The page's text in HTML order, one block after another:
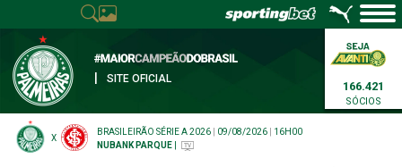
SITE OFICIAL
166.421
SÓCIOS
X
BRASILEIRÃO SÉRIE A 2026 09/08/2026
16H00
NUBANK PARQUE